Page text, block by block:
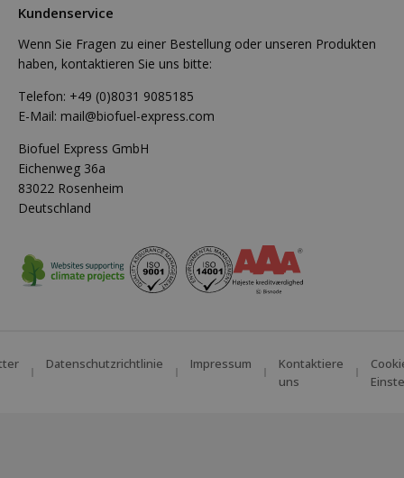
Kundenservice
Wenn Sie Fragen zu einer Bestellung oder unseren Produkten
haben, kontaktieren Sie uns bitte:
Telefon: +49 (0)8031 9085185
E-Mail: mail@biofuel-express.com
Biofuel Express GmbH
Eichenweg 36a
83022 Rosenheim
Deutschland
Datenschutzrichtlinie Impressum
Kontaktiere
uns